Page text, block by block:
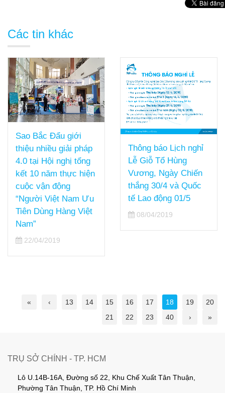
Các tin khác
Sao Bắc Đẩu giới
thiệu nhiều giải pháp
4.0 tại Hội nghị tổng
kết 10 năm thực hiện
cuộc vận động
“Người Việt Nam Ưu
Tiên Dùng Hàng Việt
Nam”
22/04/2019
Thông báo Lịch nghỉ
Lễ Giỗ Tổ Hùng
Vương, Ngày Chiến
thắng 30/4 và Quốc
tế Lao động 01/5
08/04/2019
« ‹ 13 14 15 16 17 18 19
20
21
22 23 40 › »
TRỤ SỞ CHÍNH - TP. HCM
Lô U.14B-16A, Đường số 22, Khu Chế Xuất Tân Thuận,
Phường Tân Thuận, TP. Hồ Chí Minh